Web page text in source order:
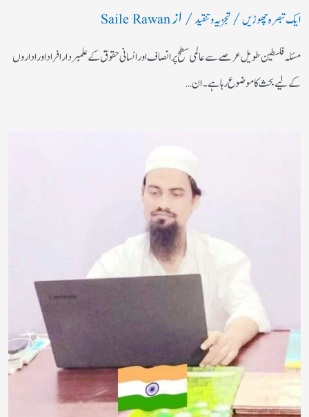
ایک تبصرہ چھوڑیں/تجزیہ و تنقید/ ازSaile Rawan
مسئلہ فلسطین طویل عرصے سے عالمی سطح پر انصاف اور انسانی حقوق کے علمبردار افراد اور اداروں
کے لیے بحث کا موضوع رہا ہے۔ ان…